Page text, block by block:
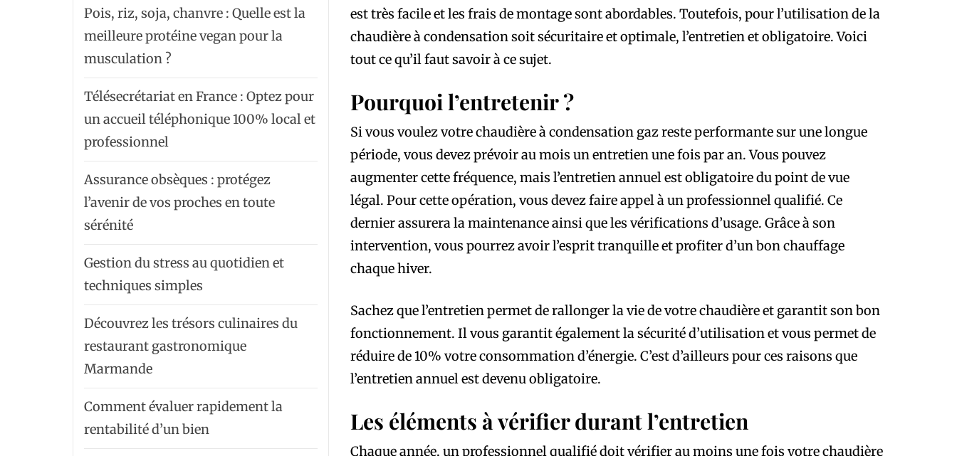
est très facile et les frais de montage sont abordables. Toutefois, pour l’utilisation de la
chaudière à condensation soit sécuritaire et optimale, l’entretien et obligatoire. Voici
tout ce qu’il faut savoir à ce sujet.
Pourquoi l’entretenir ?
Si vous voulez votre chaudière à condensation gaz reste performante sur une longue
période, vous devez prévoir au mois un entretien une fois par an. Vous pouvez
augmenter cette fréquence, mais l’entretien annuel est obligatoire du point de vue
légal. Pour cette opération, vous devez faire appel à un professionnel qualifié. Ce
dernier assurera la maintenance ainsi que les vérifications d’usage. Grâce à son
intervention, vous pourrez avoir l’esprit tranquille et profiter d’un bon chauffage
chaque hiver.
Sachez que l’entretien permet de rallonger la vie de votre chaudière et garantit son bon
fonctionnement. Il vous garantit également la sécurité d’utilisation et vous permet de
réduire de 10% votre consommation d’énergie. C’est d’ailleurs pour ces raisons que
l’entretien annuel est devenu obligatoire.
Les éléments à vérifier durant l’entretien
Chaque année, un professionnel qualifié doit vérifier au moins une fois votre chaudière
Pois, riz, soja, chanvre : Quelle est la
meilleure protéine vegan pour la
musculation ?
Télésecrétariat en France : Optez pour
un accueil téléphonique 100% local et
professionnel
Assurance obsèques : protégez
l’avenir de vos proches en toute
sérénité
Gestion du stress au quotidien et
techniques simples
Découvrez les trésors culinaires du
restaurant gastronomique
Marmande
Comment évaluer rapidement la
rentabilité d’un bien